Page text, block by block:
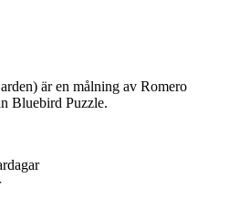
är en målning av Romero
Bluebird Puzzle.